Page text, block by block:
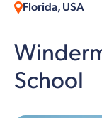
Florida, USA
School